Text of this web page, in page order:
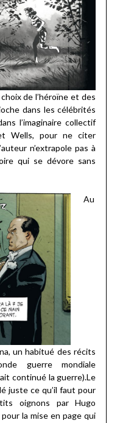
de l’héroïne et des
dans les célébrités
l’imaginaire collectif
Wells, pour ne citer
n’extrapole pas à
qui se dévore sans
Au
un habitué des récits
guerre mondiale
continué la guerre).Le
juste ce qu’il faut pour
oignons par Hugo
la mise en page qui